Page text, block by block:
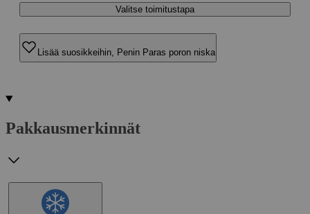
Valitse toimitustapa
Lisää suosikkeihin, Penin Paras poron niska
Pakkausmerkinnät